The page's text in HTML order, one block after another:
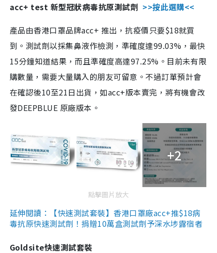
acc+ test 新型冠狀病毒抗原測試劑 >>按此選購<<
產品由香港口罩品牌acc+ 推出，抗疫價只要$18就買
到。測試劑以採集鼻液作檢測，準確度達99.03%，最快
15分鐘知道結果，而且準確度高達97.25%。目前未有限
購數量，需要大量購入的朋友可留意。不過訂單預計會
在確認後10至21日出貨，如acc+版本賣完，將有機會改
發DEEPBLUE 原廠版本。
+2
點擊圖片放大
延伸閱讀：【快速測試套裝】香港口罩廠acc+推$18病
毒抗原快速測試劑！捐贈10萬盒測試劑予深水埗露宿者
Goldsite快速測試套裝